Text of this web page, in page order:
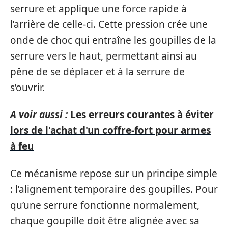
serrure et applique une force rapide à
l’arrière de celle-ci. Cette pression crée une
onde de choc qui entraîne les goupilles de la
serrure vers le haut, permettant ainsi au
pêne de se déplacer et à la serrure de
s’ouvrir.
A voir aussi : Les erreurs courantes à éviter
lors de l'achat d'un coffre-fort pour armes
à feu
Ce mécanisme repose sur un principe simple
: l’alignement temporaire des goupilles. Pour
qu’une serrure fonctionne normalement,
chaque goupille doit être alignée avec sa